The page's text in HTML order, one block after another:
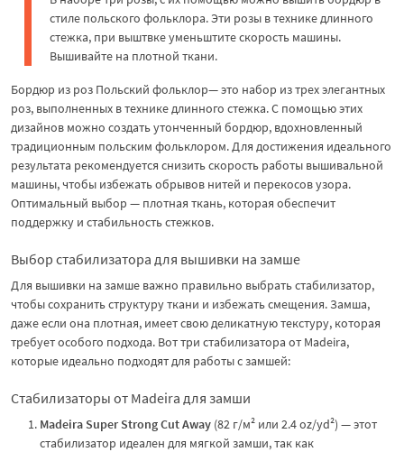
стиле польского фольклора. Эти розы в технике длинного
стежка, при выштвке уменьштите скорость машины.
Вышивайте на плотной ткани.
Бордюр из роз Польский фольклор— это набор из трех элегантных
роз, выполненных в технике длинного стежка. С помощью этих
дизайнов можно создать утонченный бордюр, вдохновленный
традиционным польским фольклором. Для достижения идеального
результата рекомендуется снизить скорость работы вышивальной
машины, чтобы избежать обрывов нитей и перекосов узора.
Оптимальный выбор — плотная ткань, которая обеспечит
поддержку и стабильность стежков.
Выбор стабилизатора для вышивки на замше
Для вышивки на замше важно правильно выбрать стабилизатор,
чтобы сохранить структуру ткани и избежать смещения. Замша,
даже если она плотная, имеет свою деликатную текстуру, которая
требует особого подхода. Вот три стабилизатора от Madeira,
которые идеально подходят для работы с замшей:
Стабилизаторы от Madeira для замши
Madeira Super Strong Cut Away (82 г/м² или 2.4 oz/yd²) — этот
стабилизатор идеален для мягкой замши, так как